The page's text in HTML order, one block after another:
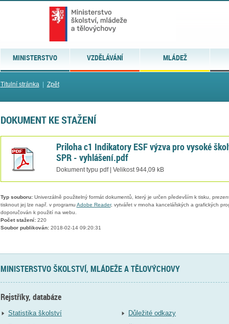
MINISTERSTVO VZDĚLÁVÁNÍ MLÁDEŽ
Titulní stránka| Zpět
DOKUMENT KE STAŽENÍ
Priloha c1 Indikatory ESF výzva pro vysoké
SPR - vyhlášení.pdf
Dokument typu pdf | Velikost 944,09 kB
Typ souboru:Univerzálně použitelný formát dokumentů, který je určen především k tisku,
tisknout jej lze např. v programu Adobe Reader, vytvářet v mnoha kancelářských a grafických
doporučován k použití na webu.
Počet stažení:220
Soubor publikován:2018-02-14 09:20:31
MINISTERSTVO ŠKOLSTVÍ, MLÁDEŽE A TĚLOVÝCHOVY
Rejstříky, databáze
Statistika školství
Důležité odkazy